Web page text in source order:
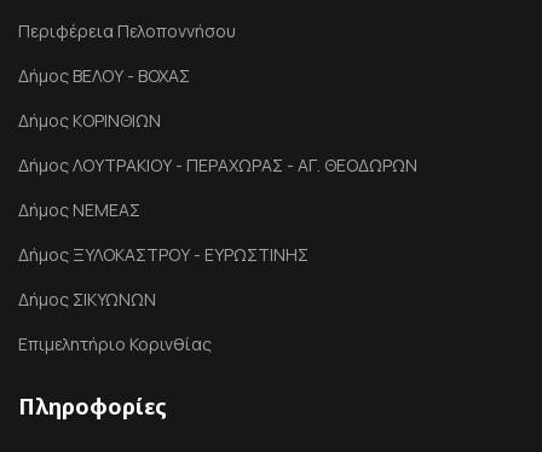
Περιφέρεια Πελοποννήσου
Δήμος ΒΕΛΟΥ - ΒΟΧΑΣ
Δήμος ΚΟΡΙΝΘΙΩΝ
Δήμος ΛΟΥΤΡΑΚΙΟΥ - ΠΕΡΑΧΩΡΑΣ - ΑΓ. ΘΕΟΔΩΡΩΝ
Δήμος ΝΕΜΕΑΣ
Δήμος ΞΥΛΟΚΑΣΤΡΟΥ - ΕΥΡΩΣΤΙΝΗΣ
Δήμος ΣΙΚΥΩΝΩΝ
Επιμελητήριο Κορινθίας
Πληροφορίες